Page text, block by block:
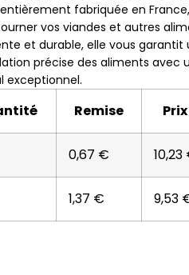
fabriquée en
vos viandes et autres
et durable, elle vous garantit
précise des aliments avec
exceptionnel.
Remise
0,67 € 10,23
1,37 € 9,53